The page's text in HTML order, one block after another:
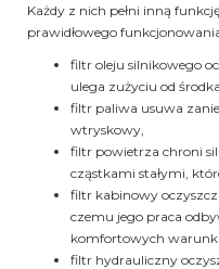
Każdy z nich pełni inną
prawidłowego
filtr oleju silnikowego
ulega zużyciu od środka,
filtr paliwa usuwa
wtryskowy,
filtr powietrza chroni
cząstkami stałymi,
filtr kabinowy
czemu jego praca
komfortowych
filtr hydrauliczny